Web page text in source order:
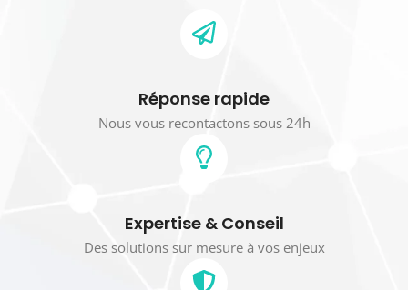
Réponse rapide
Nous vous recontactons sous 24h
Expertise & Conseil
Des solutions sur mesure à vos enjeux